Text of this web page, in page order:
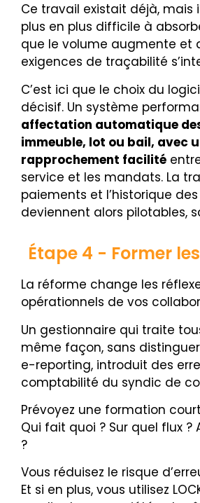
Ce travail existait déjà, mais
plus en plus difficile à
que le volume augmente et
exigences de traçabilité
C’est ici que le choix du
décisif. Un système
affectation automatique
immeuble, lot ou bail, avec
rapprochement facilité
service et les mandats. La
paiements et l’historique
deviennent alors pilotables,
Étape 4 - Former
La réforme change les
opérationnels de vos
Un gestionnaire qui traite
même façon, sans
e-reporting, introduit des
comptabilité du syndic de
Prévoyez une formation
Qui fait quoi ? Sur quel flux ?
?
Vous réduisez le risque
Et si en plus, vous utilisez